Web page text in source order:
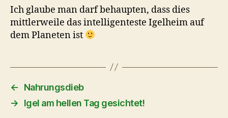
Ich glaube man darf behaupten, dass dies
mittlerweile das intelligenteste Igelheim auf
dem Planeten ist
←
Nahrungsdieb
→
Igel am hellen Tag gesichtet!